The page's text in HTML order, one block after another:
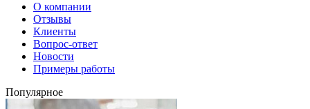
О компании
Отзывы
Клиенты
Вопрос-ответ
Новости
Примеры работы
Популярное